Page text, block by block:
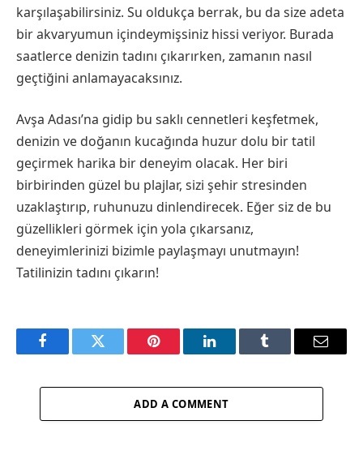
karşılaşabilirsiniz. Su oldukça berrak, bu da size adeta
bir akvaryumun içindeymişsiniz hissi veriyor. Burada
saatlerce denizin tadını çıkarırken, zamanın nasıl
geçtiğini anlamayacaksınız.
Avşa Adası’na gidip bu saklı cennetleri keşfetmek,
denizin ve doğanın kucağında huzur dolu bir tatil
geçirmek harika bir deneyim olacak. Her biri
birbirinden güzel bu plajlar, sizi şehir stresinden
uzaklaştırıp, ruhunuzu dinlendirecek. Eğer siz de bu
güzellikleri görmek için yola çıkarsanız,
deneyimlerinizi bizimle paylaşmayı unutmayın!
Tatilinizin tadını çıkarın!
FacebookTwitter Pinterest LinkedInTumblr Email
ADD A COMMENT